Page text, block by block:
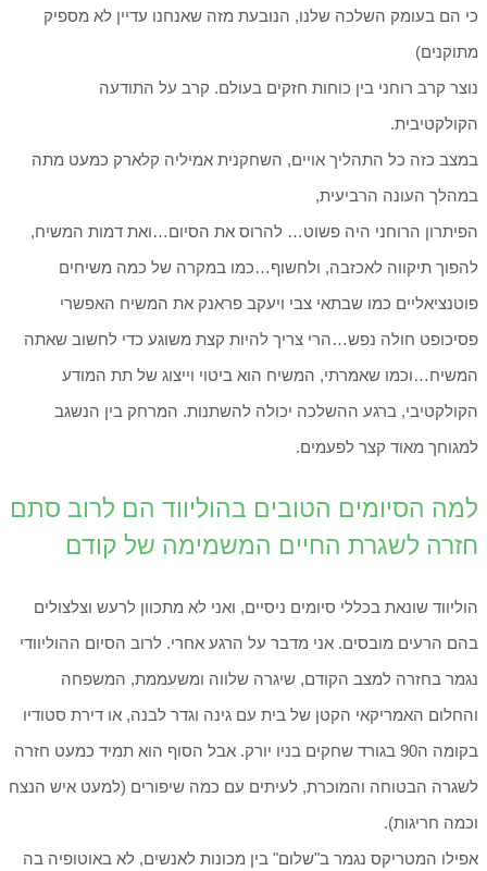
כי הם בעומק השלכה שלנו, הנובעת מזה שאנחנו עדיין לא מספיק
מתוקנים)
נוצר קרב רוחני בין כוחות חזקים בעולם. קרב על התודעה
הקולקטיבית.
במצב כזה כל התהליך אויים, השחקנית אמיליה קלארק כמעט מתה
במהלך העונה הרביעית,
הפיתרון הרוחני היה פשוט… להרוס את הסיום…ואת דמות המשיח,
להפוך תיקווה לאכזבה, ולחשוף…כמו במקרה של כמה משיחים
פוטנציאליים כמו שבתאי צבי ויעקב פראנק את המשיח האפשרי
פסיכופט חולה נפש…הרי צריך להיות קצת משוגע כדי לחשוב שאתה
המשיח…וכמו שאמרתי, המשיח הוא ביטוי וייצוג של תת המודע
הקולקטיבי, ברגע ההשלכה יכולה להשתנות. המרחק בין הנשגב
למגוחך מאוד קצר לפעמים.
למה הסיומים הטובים בהוליווד הם לרוב סתם
חזרה לשגרת החיים המשמימה של קודם
הוליווד שונאת בכללי סיומים ניסיים, ואני לא מתכוון לרעש וצלצולים
בהם הרעים מובסים. אני מדבר על הרגע אחרי. לרוב הסיום ההוליוודי
נגמר בחזרה למצב הקודם, שיגרה שלווה ומשעממת, המשפחה
והחלום האמריקאי הקטן של בית עם גינה וגדר לבנה, או דירת סטודיו
בקומה ה90 בגורד שחקים בניו יורק. אבל הסוף הוא תמיד כמעט חזרה
לשגרה הבטוחה והמוכרת, לעיתים עם כמה שיפורים (למעט איש הנצח
וכמה חריגות).
אפילו המטריקס נגמר ב"שלום" בין מכונות לאנשים, לא באוטופיה בה